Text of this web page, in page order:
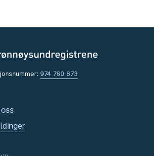
974 760 673